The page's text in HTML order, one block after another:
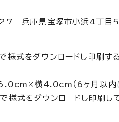
兵庫県宝塚市小浜4丁目5
で様式をダウンロードし印刷す
6.0cm×横4.0cm（6ヶ月以内
で様式をダウンロードし印刷し